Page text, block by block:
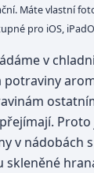
Máte vlastní
pro iOS,
v
potraviny
v nádobách
skleněné